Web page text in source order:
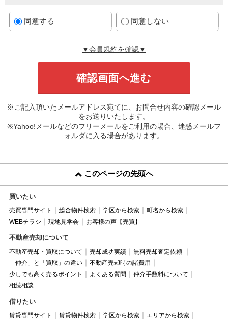
同意する 同意しない
▼会員規約を確認▼
※ご記入頂いたメールアドレス宛てに、お問合せ内容の確認メール
をお送りいたします。
※Yahoo!メールなどのフリーメールをご利用の場合、迷惑メールフ
ォルダに入る場合があります。
このページの先頭へ
買いたい
売買専門サイト 総合物件検索 学区から検索
町名から検索
WEBチラシ
現地見学会 お客様の声【売買】
不動産売却について
不動産売却・買取について 売却成功実績
無料売却査定依頼
「仲介」と「買取」の違い
不動産売却時の諸費用
少しでも高く売るポイント
よくある質問
仲介手数料について
相続相談
借りたい
賃貸専門サイト 賃貸物件検索 学区から検索
エリアから検索